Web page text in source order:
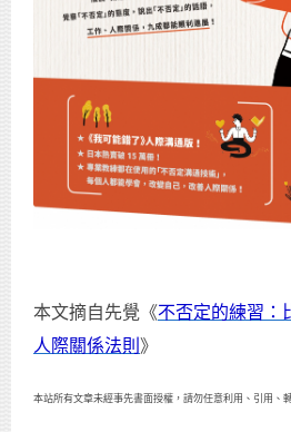
本文摘自先覺《不否定的練習：
人際關係法則 》
本站所有文章未經事先書面授權，請勿任意利用、引用、